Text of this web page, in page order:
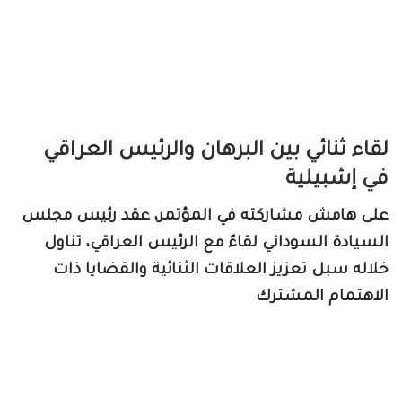
لقاء ثنائي بين البرهان والرئيس العراقي
في إشبيلية
على هامش مشاركته في المؤتمر، عقد رئيس مجلس
السيادة السوداني لقاءً مع الرئيس العراقي، تناول
خلاله سبل تعزيز العلاقات الثنائية والقضايا ذات
الاهتمام المشترك